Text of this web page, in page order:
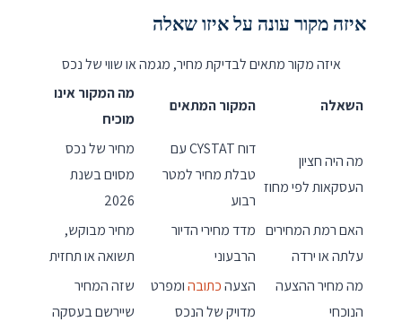
איזה מקור עונה על איזו שאלה
איזה מקור מתאים לבדיקת מחיר, מגמה או שווי של נכס
השאלה המקור המתאים
מה המקור אינו
מוכיח
מה היה חציון
העסקאות לפי מחוז
דוח CYSTAT עם
טבלת מחיר למטר
רבוע
מחיר של נכס
מסוים בשנת
2026
האם רמת המחירים
עלתה או ירדה
מדד מחירי הדיור
הרבעוני
מחיר מבוקש,
תשואה או תחזית
מה מחיר ההצעה
הנוכחי
הצעהכתובהומפרט
מדויק של הנכס
שזה המחיר
שיירשם בעסקה